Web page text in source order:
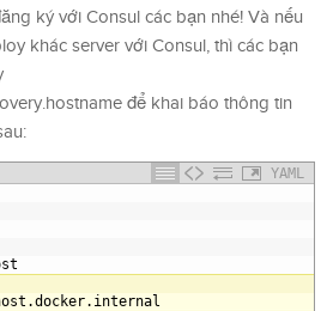
ký với Consul các bạn nhé! Và nếu
khác server với Consul, thì các bạn
để khai báo thông tin
YAML